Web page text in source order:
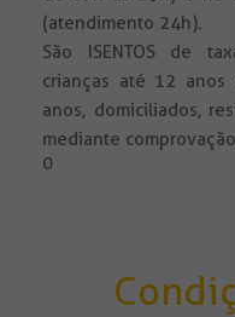
(atendimento 24h).
São ISENTOS de
crianças até 12
anos, domiciliados,
mediante
0